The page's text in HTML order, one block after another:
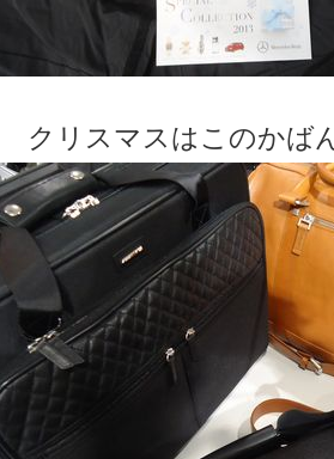
はこのかばんを